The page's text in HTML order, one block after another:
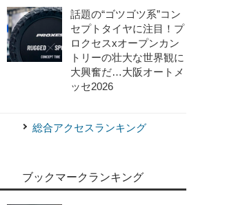
話題の“ゴツゴツ系”コン
セプトタイヤに注目！プ
ロクセスxオープンカン
トリーの壮大な世界観に
大興奮だ…大阪オートメ
ッセ2026
総合アクセスランキング
ブックマークランキング